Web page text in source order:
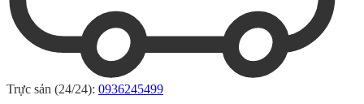
Trực sản (24/24): 0936245499